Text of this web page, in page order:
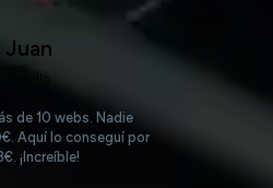
Juan
Sevilla
de 10 webs. Nadie
Aquí lo conseguí por
¡Increíble!